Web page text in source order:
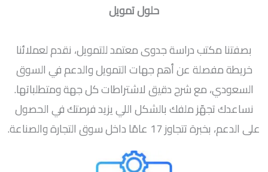
حلول تمويل
بصفتنا مكتب دراسة جدوى معتمد للتمويل، نقدم لعملائنا
خريطة مفصلة عن أهم جهات التمويل والدعم في السوق
السعودي، مع شرح دقيق لاشتراطات كل جهة ومتطلباتها.
نساعدك تجهّز ملفك بالشكل اللي يزيد فرصتك في الحصول
على الدعم، بخبرة تتجاوز 17 عامًا داخل سوق التجارة والصناعة.